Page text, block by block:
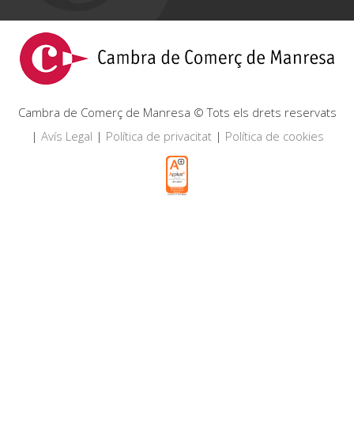
Cambra de Comerç de Manresa © Tots els drets reservats
| Avís Legal | Política de privacitat| Política de cookies